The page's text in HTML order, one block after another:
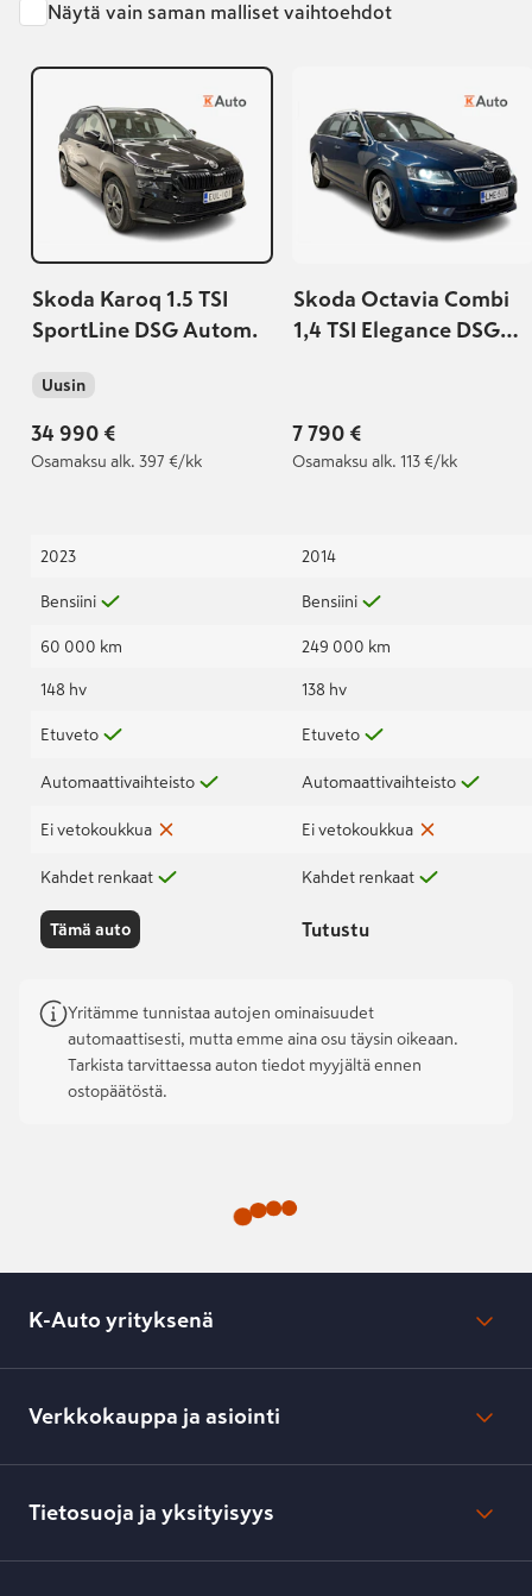
Näytä vain saman malliset vaihtoehdot
Skoda Karoq 1.5 TSI
SportLine DSG Autom.
Uusin
34 990 €
Osamaksu alk. 397 €/kk
2023
Bensiini
60 000 km
148 hv
Etuveto
Automaattivaihteisto
Ei vetokoukkua
Kahdet renkaat
Tämä auto
Skoda Octavia Combi
1,4 TSI Elegance DSG
7 790 €
Osamaksu alk. 113 €/kk
2014
Bensiini
249 000 km
138 hv
Etuveto
Automaattivaihteisto
Ei vetokoukkua
Kahdet renkaat
Tutustu
Yritämme tunnistaa autojen ominaisuudet
automaattisesti, mutta emme aina osu täysin oikeaan.
Tarkista tarvittaessa auton tiedot myyjältä ennen
ostopäätöstä.
K-Auto yrityksenä
Lehdistötiedotteet
Toimipisteiden yhteystiedot
Verkkokauppa ja asiointi
Toimitustavat ja -kulut
Verkkokaupan peruuttamisilmoitus
Tietosuoja ja yksityisyys